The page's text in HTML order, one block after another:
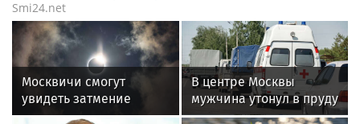
Smi24.net
Москвичи смогут
увидеть затмение
Солнца 12 августа
В центре Москвы
мужчина утонул в пруду
на глазах у прохожих